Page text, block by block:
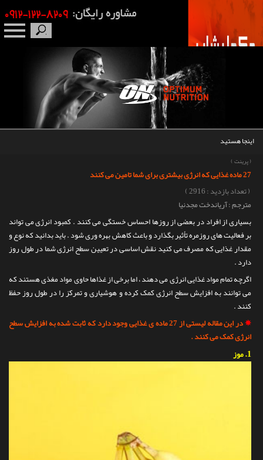
مقالات
تماس با ما
اینجا هستید
(پرینت )
27 ماده غذایی که انرژی بیشتری برای شما تامین می کنند
( تعداد بازدید : 2916 )
مترجم : آریاندخت مجدنیا
بسیاری از افراد در بعضی از روزها احساس خستگی می کنند . کمبود انرژی می تواند
بر فعالیت های روزمره تأثیر بگذارد و باعث کاهش بهره وری شود . باید بدانید که نوع و
مقدار غذایی که مصرف می کنید نقش اساسی در تعیین سطح انرژی شما در طول روز
دارد .
اگرچه تمام مواد غذایی انرژی می دهند ، اما برخی از غذاها حاوی مواد مغذی هستند که
می توانند به افزایش سطح انرژی کمک کرده و هوشیاری و تمرکز را در طول روز حفظ
کنند .
✵
در این مقاله لیستی از 27 ماده ی غذایی وجود دارد که ثابت شده به افزایش سطح
انرژی کمک می کنند .
1. موز